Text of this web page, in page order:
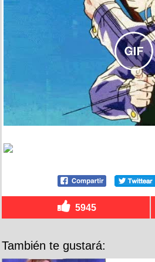
5945
También te gustará: